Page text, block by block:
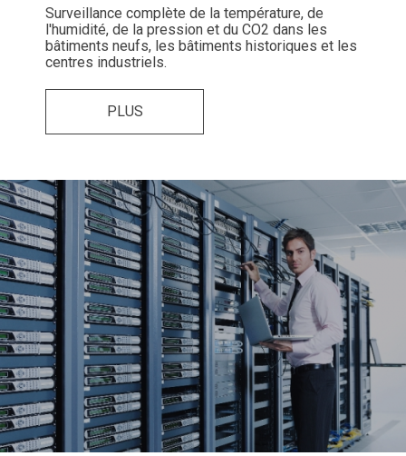
Surveillance complète de la température, de
l'humidité, de la pression et du CO2 dans les
bâtiments neufs, les bâtiments historiques et les
centres industriels.
PLUS